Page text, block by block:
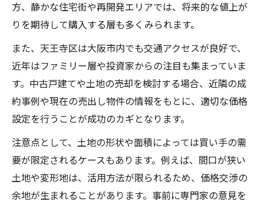
方、静かな住宅街や再開発エリアでは、将来的な値上が
りを期待して購入する層も多くみられます。
また、天王寺区は大阪市内でも交通アクセスが良好で、
近年はファミリー層や投資家からの注目も集まっていま
す。中古戸建てや土地の売却を検討する場合、近隣の成
約事例や現在の売出し物件の情報をもとに、適切な価格
設定を行うことが成功のカギとなります。
注意点として、土地の形状や面積によっては買い手の需
要が限定されるケースもあります。例えば、間口が狭い
土地や変形地は、活用方法が限られるため、価格交渉の
余地が生まれることがあります。事前に専門家の意見を